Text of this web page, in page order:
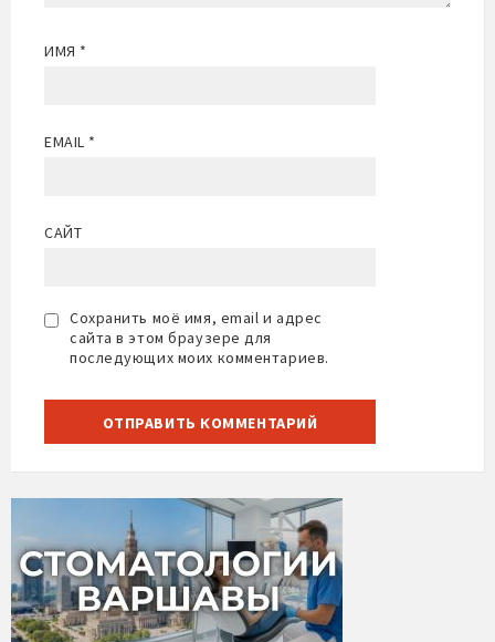
ИМЯ *
EMAIL *
САЙТ
Сохранить моё имя, email и адрес
сайта в этом браузере для
последующих моих комментариев.